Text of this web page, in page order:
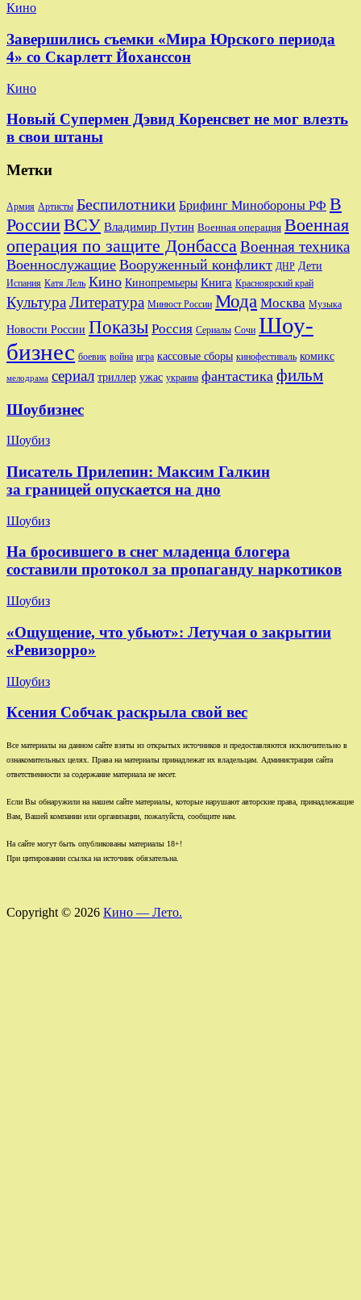
Кино
Завершились съемки «Мира Юрского периода
4» со Скарлетт Йоханссон
Кино
Новый Супермен Дэвид Коренсвет не мог влезть
в свои штаны
Метки
Армия Артисты Беспилотники Брифинг Минобороны РФ В
РоссииВСУ Владимир Путин Военная операция Военная
операция по защите Донбасса Военная техника
Военнослужащие Вооруженный конфликт ДНР Дети
Испания Катя Лель Кино Кинопремьеры Книга Красноярский край
Культура Литература Минюст России Мода Москва Музыка
Новости России Показы Россия Сериалы Сочи Шоу-
бизнес боевик война игра кассовые сборы кинофестиваль комикс
мелодрама сериал триллер ужас украина фантастика фильм
Шоубизнес
Шоубиз
Писатель Прилепин: Максим Галкин
за границей опускается на дно
Шоубиз
На бросившего в снег младенца блогера
составили протокол за пропаганду наркотиков
Шоубиз
«Ощущение, что убьют»: Летучая о закрытии
«Ревизорро»
Шоубиз
Ксения Собчак раскрыла свой вес
Все материалы на данном сайте взяты из открытых источников и предоставляются исключительно в
ознакомительных целях. Права на материалы принадлежат их владельцам. Администрация сайта
ответственности за содержание материала не несет.
Если Вы обнаружили на нашем сайте материалы, которые нарушают авторские права, принадлежащие
Вам, Вашей компании или организации, пожалуйста, сообщите нам.
На сайте могут быть опубликованы материалы 18+!
При цитировании ссылка на источник обязательна.
Copyright © 2026 Кино — Лето.